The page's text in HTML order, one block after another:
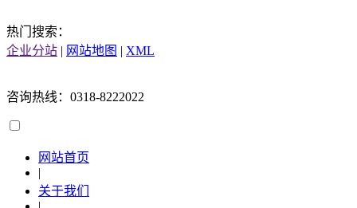
热门搜索：
企业分站 | 网站地图 | XML
咨询热线：0318-8222022
网站首页
|
关于我们